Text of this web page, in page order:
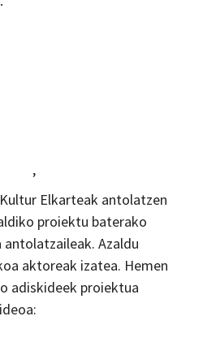
,
Elkarteak antolatzen
proiektu baterako
Azaldu
aktoreak izatea. Hemen
adiskideek proiektua